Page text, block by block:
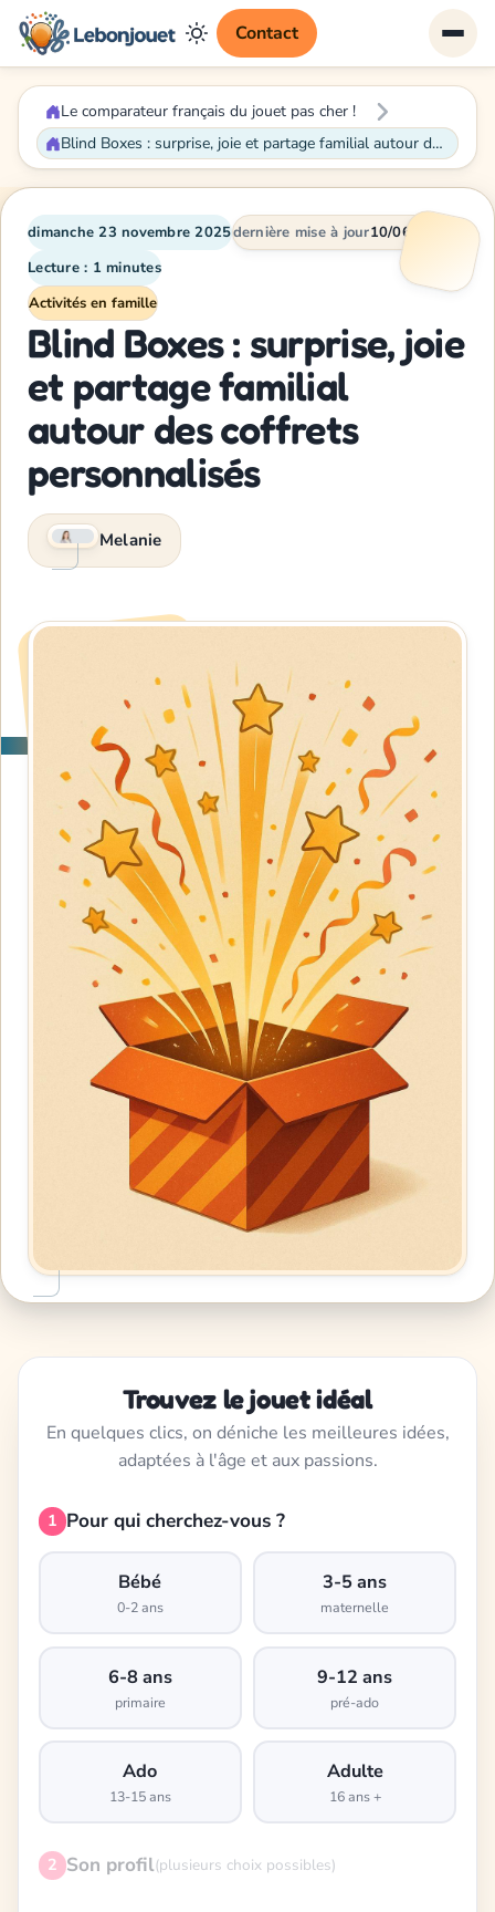
Contact
Le comparateur français du jouet pas cher !
Blind Boxes : surprise, joie et partage familial autour des coffrets personnalisés
dimanche 23 novembre 2025dernière mise à jour10/06/2026
Lecture : 1 minutes
Activités en famille
Blind Boxes : surprise, joie
et partage familial
autour des coffrets
personnalisés
Melanie
Trouvez le jouet idéal
En quelques clics, on déniche les meilleures idées,
adaptées à l'âge et aux passions.
1 Pour qui cherchez-vous ?
Bébé
0-2 ans
3-5 ans
maternelle
6-8 ans
primaire
9-12 ans
pré-ado
Ado
13-15 ans
Adulte
16 ans +
2 Son profil(plusieurs choix possibles)